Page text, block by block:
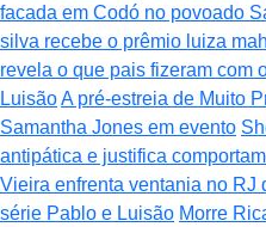
facada em Codó no povoado
silva recebe o prêmio luiza
revela o que pais fizeram com
LuisãoA pré-estreia de Muito
Samantha Jones em evento
antipática e justifica
Vieira enfrenta ventania no RJ
série Pablo e Luisão Morre